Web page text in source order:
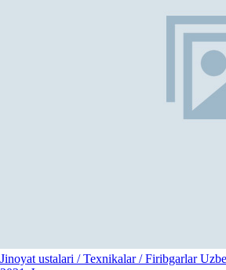
Jinoyat ustalari / Texnikalar / Firibgarlar